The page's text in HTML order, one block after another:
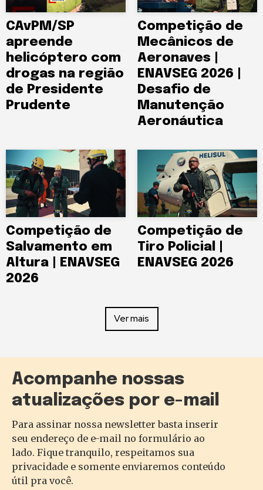
CAvPM/SP
apreende
helicóptero com
drogas na região
de Presidente
Prudente
Competição de
Mecânicos de
Aeronaves |
ENAVSEG 2026 |
Desafio de
Manutenção
Aeronáutica
Competição de
Salvamento em
Altura | ENAVSEG
2026
Competição de
Tiro Policial |
ENAVSEG 2026
Ver mais
Acompanhe nossas
atualizações por e-mail
Para assinar nossa newsletter basta inserir
seu endereço de e-mail no formulário ao
lado. Fique tranquilo, respeitamos sua
privacidade e somente enviaremos conteúdo
útil pra você.